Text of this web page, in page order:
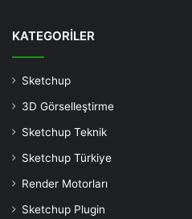
Bonusu
Bonusu
casino
bonusu
veren
KATEGORİLER
Sketchup
3D Görselleştirme
Sketchup Teknik
Sketchup Türkiye
Render Motorları
Sketchup Plugin